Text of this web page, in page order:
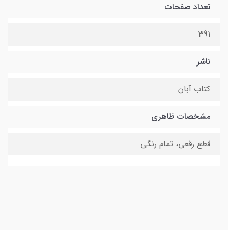
تعداد صفحات
391
ناشر
کتاب آبان
مشخصات ظاهری
قطع رقعی، تمام رنگی